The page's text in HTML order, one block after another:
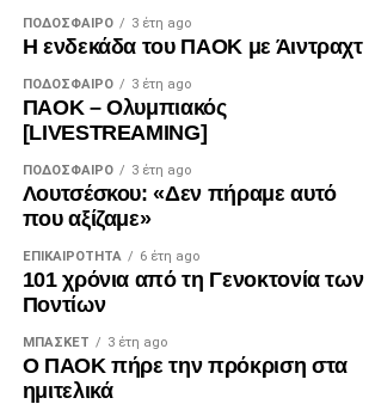
ΠΟΔΌΣΦΑΙΡΟ 3 έτη ago
Η ενδεκάδα του ΠΑΟΚ με Άιντραχτ
ΠΟΔΌΣΦΑΙΡΟ 3 έτη ago
ΠΑΟΚ – Ολυμπιακός
[LIVESTREAMING]
ΠΟΔΌΣΦΑΙΡΟ 3 έτη ago
Λουτσέσκου: «Δεν πήραμε αυτό
που αξίζαμε»
ΕΠΙΚΑΙΡΌΤΗΤΑ 6 έτη ago
101 χρόνια από τη Γενοκτονία των
Ποντίων
ΜΠΆΣΚΕΤ 3 έτη ago
Ο ΠΑΟΚ πήρε την πρόκριση στα
ημιτελικά